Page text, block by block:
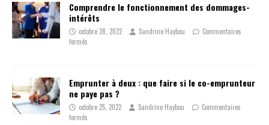
Comprendre le fonctionnement des dommages-
intérêts
octobre 28, 2022 Sandrine Haybou
Commentaires
fermés
Emprunter à deux : que faire si le co-emprunteur
ne paye pas ?
octobre 25, 2022 Sandrine Haybou
Commentaires
fermés